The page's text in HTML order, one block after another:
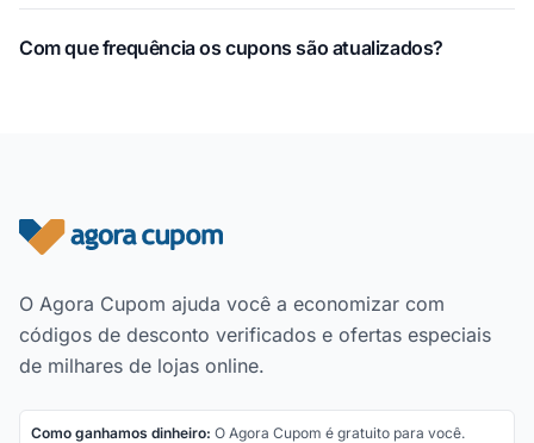
Com que frequência os cupons são atualizados?
Rodapé do site
O Agora Cupom ajuda você a economizar com
códigos de desconto verificados e ofertas especiais
de milhares de lojas online.
Como ganhamos dinheiro: O Agora Cupom é gratuito para você.